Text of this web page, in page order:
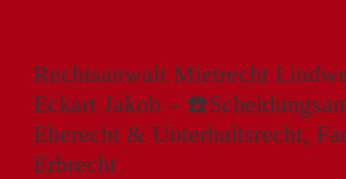
Rechtsanwalt Mietrecht
Eckart Jakob –
Eherecht & Unterhaltsrecht,
Erbrecht